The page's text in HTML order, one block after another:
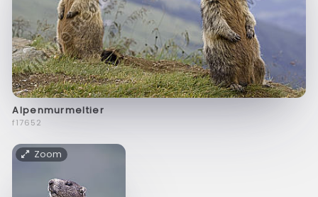
Alpenmurmeltier
f17652
Zoom